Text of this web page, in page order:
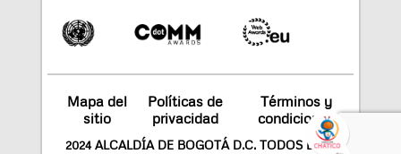
Mapa del
sitio
Políticas de
privacidad
Términos y
condiciones
2024 ALCALDÍA DE BOGOTÁ D.C. TODOS LOS